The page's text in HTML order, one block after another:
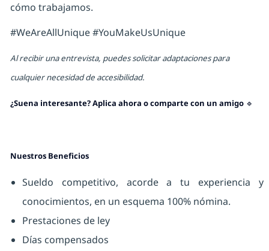
cómo trabajamos.
#WeAreAllUnique #YouMakeUsUnique
Al recibir una entrevista, puedes solicitar adaptaciones para
cualquier necesidad de accesibilidad.
¿Suena interesante? Aplica ahora o comparte con un amigo 🔹
Nuestros Beneficios
Sueldo competitivo, acorde a tu experiencia y
conocimientos, en un esquema 100% nómina.
Prestaciones de ley
Días compensados